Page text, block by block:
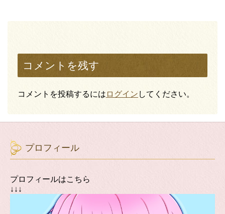
コメントを残す
コメントを投稿するには ログイン してください。
プロフィール
プロフィールはこちら
↓↓↓